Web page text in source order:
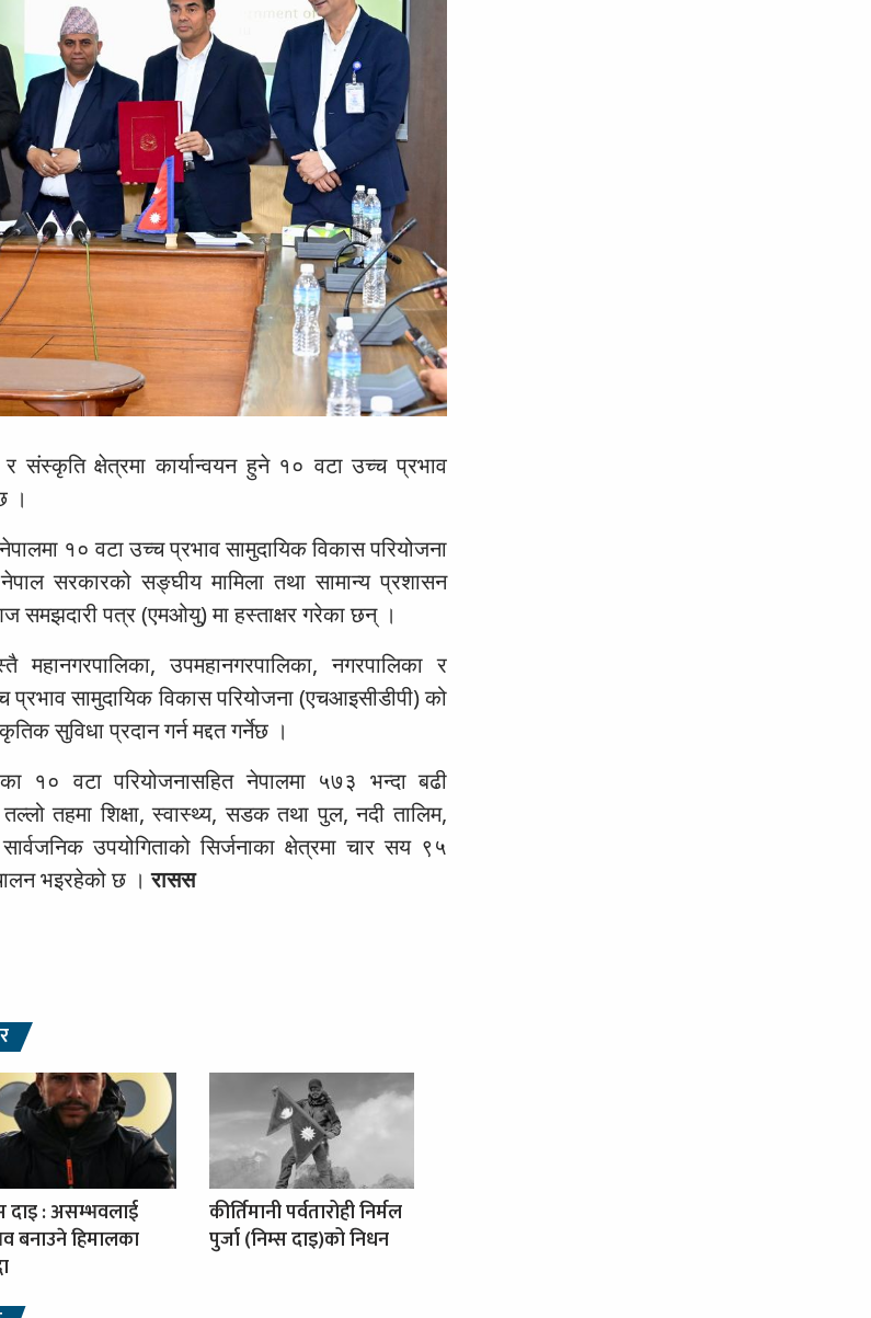
संस्कृति क्षेत्रमा कार्यान्वयन हुने १० वटा उच्च प्रभाव
।
१० वटा उच्च प्रभाव सामुदायिक विकास परियोजना
सरकारको सङ्घीय मामिला तथा सामान्य प्रशासन
समझदारी पत्र (एमओयु) मा हस्ताक्षर गरेका छन् ।
उपमहानगरपालिका, नगरपालिका र
प्रभाव सामुदायिक विकास परियोजना (एचआइसीडीपी) को
सुविधा प्रदान गर्न मद्दत गर्नेछ ।
वटा परियोजनासहित नेपालमा ५७३ भन्दा बढी
तहमा शिक्षा, स्वास्थ्य, सडक तथा पुल, नदी तालिम,
उपयोगिताको सिर्जनाका क्षेत्रमा चार सय ९५
भइरहेको छ ।रासस
दाइ : असम्भवलाई
बनाउने हिमालका
कीर्तिमानी पर्वतारोही निर्मल
पुर्जा (निम्स दाइ)को निधन